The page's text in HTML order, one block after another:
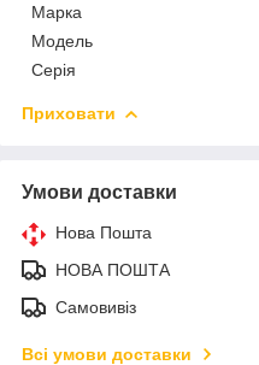
Марка
Модель
Серія
Приховати
Умови доставки
Нова Пошта
НОВА ПОШТА
Самовивіз
Всі умови доставки